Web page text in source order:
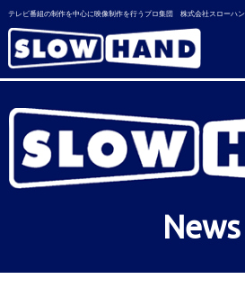
テレビ番組の制作を中心に映像制作を行うプロ集団 株式会社スローハン
News